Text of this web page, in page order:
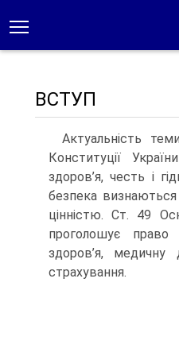
ВСТУП
Актуальність
Конституції
здоров’я, честь і
безпека
цінністю. Ст. 49
проголошує
здоров’я,
страхування.